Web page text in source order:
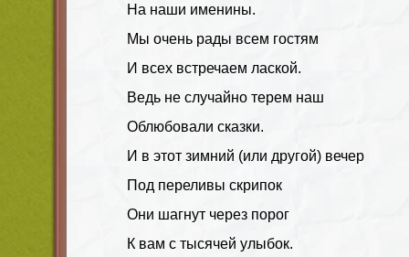
На наши именины.
Мы очень рады всем гостям
И всех встречаем лаской.
Ведь не случайно терем наш
Облюбовали сказки.
И в этот зимний (или другой) вечер
Под переливы скрипок
Они шагнут через порог
К вам с тысячей улыбок.